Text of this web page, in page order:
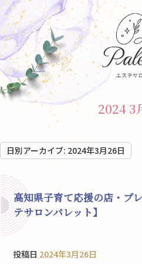
2024 3
日別アーカイブ: 2024年3月26日
高知県子育て応援の店・プ
テサロンパレット】
投稿日 2024年3月26日